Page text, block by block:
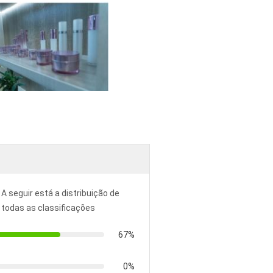
A seguir está a distribuição de
todas as classificações
67%
0%